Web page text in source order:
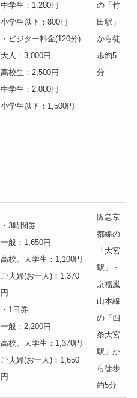
中学生：1,200円
小学生以下：800円
・ビジター料金(120分)
大人：3,000円
高校生：2,500円
中学生：2,000円
小学生以下：1,500円
の「竹
田駅」
から徒
歩約5
分
・3時間券
一般：1,650円
高校、大学生：1,100円
ご夫婦(お一人)：1,370
円
・1日券
一般：2,200円
高校、大学生：1,370円
ご夫婦(お一人)：1,650
円
阪急京
都線の
「大宮
駅」・
京福嵐
山本線
の「四
条大宮
駅」か
ら徒歩
約5分